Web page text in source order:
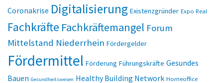
Coronakrise Digitalisierung Existenzgründer Expo Real
Fachkräfte Fachkräftemangel Forum
Mittelstand Niederrhein Fördergelder
Fördermittel Förderung Führungskräfte Gesundes
Bauen Gesundheitswesen Healthy Building Network Homeoffice